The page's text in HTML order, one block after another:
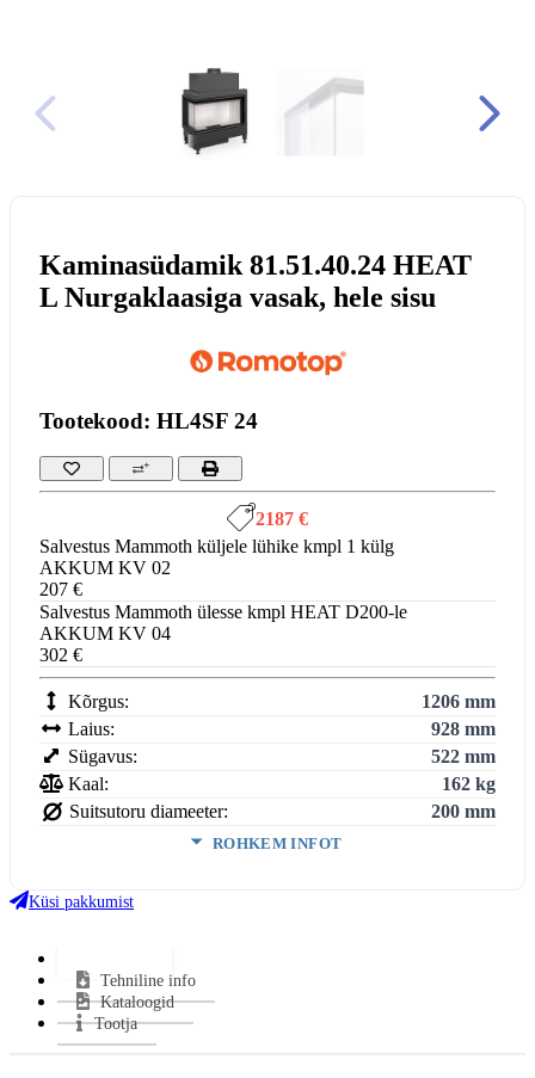
Kaminasüdamik 81.51.40.24 HEAT
L Nurgaklaasiga vasak, hele sisu
Tootekood: HL4SF 24
2187 €
Salvestus Mammoth küljele lühike kmpl 1 külg
AKKUM KV 02
207 €
Salvestus Mammoth ülesse kmpl HEAT D200-le
AKKUM KV 04
302 €
Kõrgus:
1206 mm
Laius:
928 mm
Sügavus:
522 mm
Kaal:
162 kg
Suitsutoru diameeter:
200 mm
ROHKEM INFOT
Ukse laius:
Võimsus (min-maks):
Kasutegur:
Keskmine puidu tarbimine:
Miinimum tõmme:
Küsi pakkumist
Tehniline info
Kataloogid
Tootja